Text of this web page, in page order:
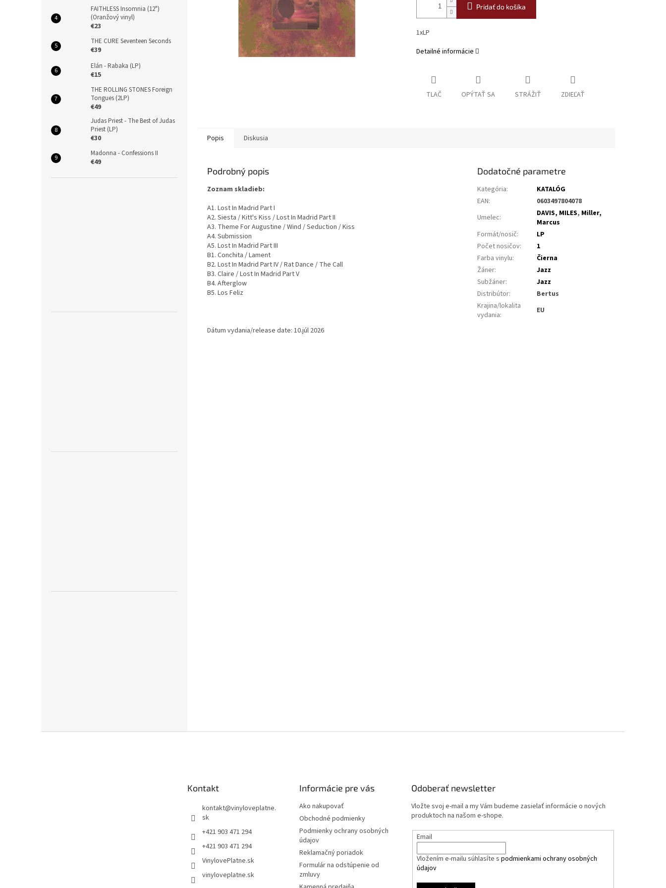
FAITHLESS Insomnia (12")
(Oranžový vinyl)
€23
THE CURE Seventeen Seconds
€39
Elán - Rabaka (LP)
€15
THE ROLLING STONES Foreign
Tongues (2LP)
€49
Judas Priest - The Best of Judas
Priest (LP)
€30
Madonna - Confessions II
€49
Pridať do košíka
1xLP
Detailné informácie
TLAČ OPÝTAŤ SA STRÁŽIŤ ZDIEĽAŤ
Popis Diskusia
Podrobný popis
Zoznam skladieb:
A1. Lost In Madrid Part I
A2. Siesta / Kitt's Kiss / Lost In Madrid Part II
A3. Theme For Augustine / Wind / Seduction / Kiss
A4. Submission
A5. Lost In Madrid Part III
B1. Conchita / Lament
B2. Lost In Madrid Part IV / Rat Dance / The Call
B3. Claire / Lost In Madrid Part V
B4. Afterglow
B5. Los Feliz
Dátum vydania/release date: 10.júl 2026
Dodatočné parametre
Kategória:
KATALÓG
EAN:
0603497804078
Umelec: DAVIS, MILES, Miller,
Marcus
Formát/nosič:
LP
Počet nosičov:
1
Farba vinylu:
Čierna
Žáner:
Jazz
Subžáner:
Jazz
Distribútor:
Bertus
Krajina/lokalita
vydania: EU
Kontakt
kontakt@vinyloveplatne.
sk
+421 903 471 294
+421 903 471 294
VinylovePlatne.sk
vinyloveplatne.sk
Informácie pre vás
Ako nakupovať
Obchodné podmienky
Podmienky ochrany osobných
údajov
Reklamačný poriadok
Formulár na odstúpenie od
zmluvy
Odoberať newsletter
Vložte svoj e-mail a my Vám budeme zasielať informácie o nových
produktoch na našom e-shope.
Email
Vložením e-mailu súhlasíte spodmienkami ochrany osobných
údajov